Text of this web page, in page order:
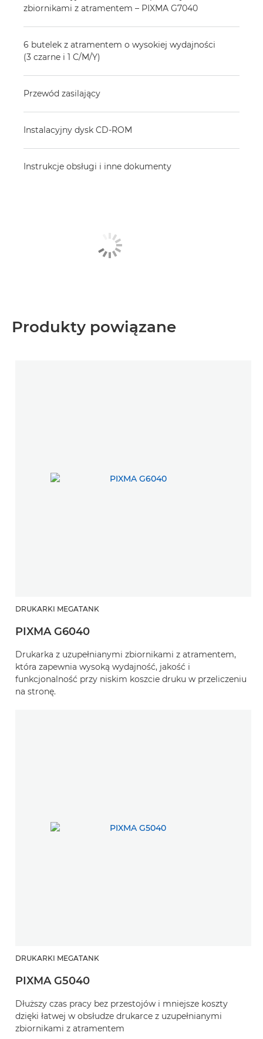
zbiornikami z atramentem – PIXMA G7040
6 butelek z atramentem o wysokiej wydajności
(3 czarne i 1 C/M/Y)
Przewód zasilający
Instalacyjny dysk CD-ROM
Instrukcje obsługi i inne dokumenty
Produkty powiązane
DRUKARKI MEGATANK
PIXMA G6040
Drukarka z uzupełnianymi zbiornikami z atramentem,
która zapewnia wysoką wydajność, jakość i
funkcjonalność przy niskim koszcie druku w przeliczeniu
na stronę.
DRUKARKI MEGATANK
PIXMA G5040
Dłuższy czas pracy bez przestojów i mniejsze koszty
dzięki łatwej w obsłudze drukarce z uzupełnianymi
zbiornikami z atramentem